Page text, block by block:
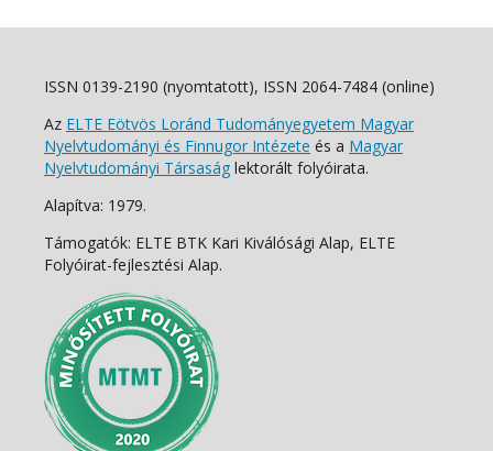
ISSN 0139-2190 (nyomtatott), ISSN 2064-7484 (online)
Az ELTE Eötvös Loránd Tudományegyetem Magyar
Nyelvtudományi és Finnugor Intézete és a Magyar
Nyelvtudományi Társaság lektorált folyóirata.
Alapítva: 1979.
Támogatók: ELTE BTK Kari Kiválósági Alap, ELTE
Folyóirat-fejlesztési Alap.